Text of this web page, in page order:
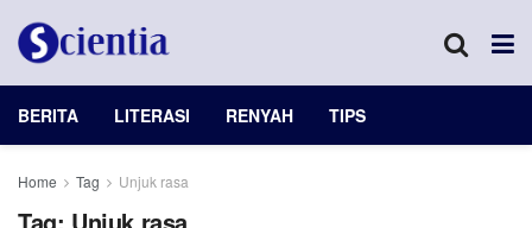
BERITA LITERASI RENYAH TIPS
Home Tag Unjuk rasa